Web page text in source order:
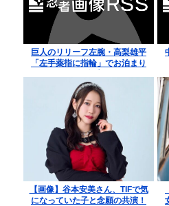
巨人のリリーフ左腕・高梨雄平
「左手薬指に指輪」でお泊まり
【画像】谷本安美さん、TIFで気
になっていた子と念願の共演！